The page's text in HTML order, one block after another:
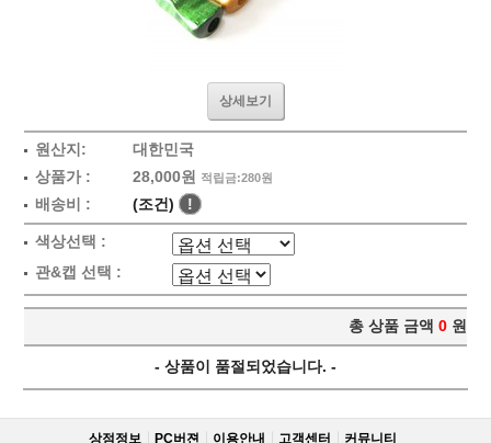
상세보기
원산지:
대한민국
상품가 :
28,000원 적립금:280원
배송비 : (조건) !
색상선택 :
관&캡 선택 :
총 상품 금액 0 원
- 상품이 품절되었습니다. -
상점정보 PC버젼 이용안내 고객센터 커뮤니티